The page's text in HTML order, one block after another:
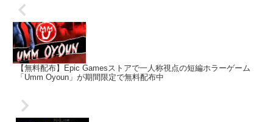
【無料配布】Epic Gamesストアで一人称視点の短編ホラーゲーム
「Umm Oyoun」が期間限定で無料配布中